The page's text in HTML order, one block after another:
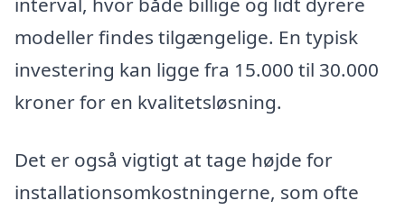
modeller findes tilgængelige. En typisk
investering kan ligge fra 15.000 til 30.000
kroner for en kvalitetsløsning.
Det er også vigtigt at tage højde for
installationsomkostningerne, som ofte